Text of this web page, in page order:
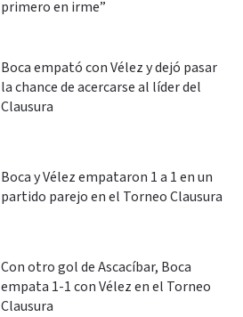
primero en irme”
Boca empató con Vélez y dejó pasar
la chance de acercarse al líder del
Clausura
Boca y Vélez empataron 1 a 1 en un
partido parejo en el Torneo Clausura
Con otro gol de Ascacíbar, Boca
empata 1-1 con Vélez en el Torneo
Clausura